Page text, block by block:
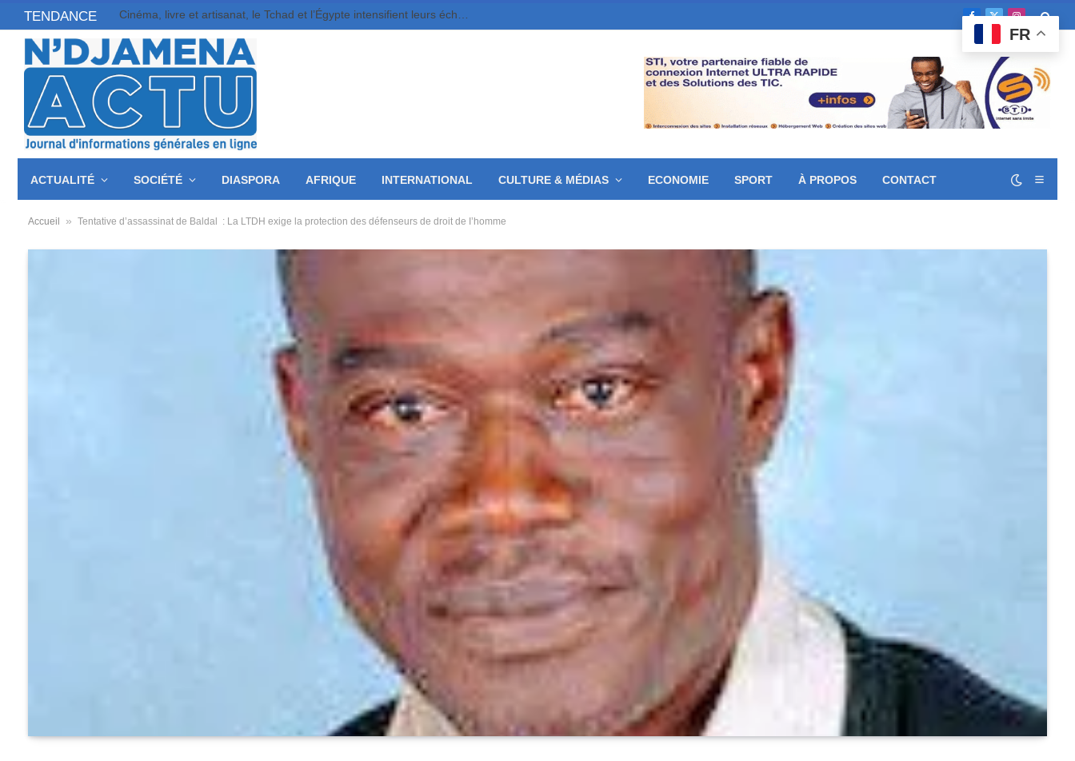
TENDANCE Cinéma, livre et artisanat, le Tchad et l’Égypte intensifient leurs échanges
Facebook
X
(Twitter)
ACTUALITÉ SOCIÉTÉ DIASPORA AFRIQUE INTERNATIONAL CULTURE & MÉDIAS ECONOMIE SPORT À PROPOS CONTACT
Accueil » Tentative d’assassinat de Baldal : La LTDH exige la protection des défenseurs de droit de I’homme
FR